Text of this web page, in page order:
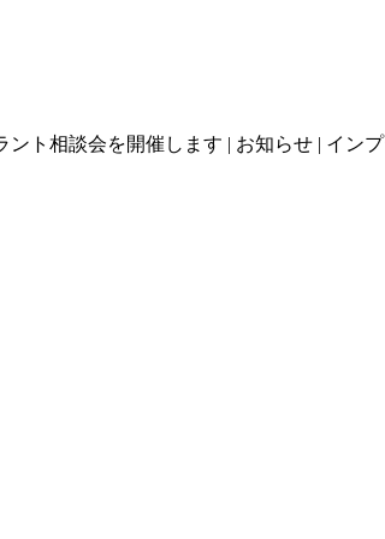
ント相談会を開催します | お知らせ | イン